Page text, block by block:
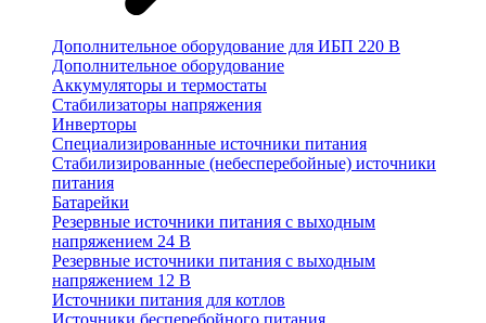
Дополнительное оборудование для ИБП 220 В
Дополнительное оборудование
Аккумуляторы и термостаты
Стабилизаторы напряжения
Инверторы
Специализированные источники питания
Стабилизированные (небесперебойные) источники
питания
Батарейки
Резервные источники питания с выходным
напряжением 24 В
Резервные источники питания с выходным
напряжением 12 В
Источники питания для котлов
Источники бесперебойного питания